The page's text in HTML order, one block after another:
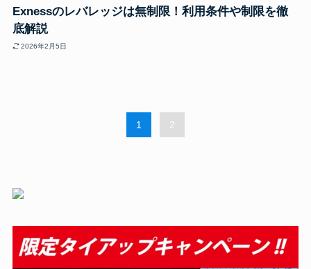
Exnessのレバレッジは無制限！利用条件や制限を徹
底解説
2026年2月5日
1 2